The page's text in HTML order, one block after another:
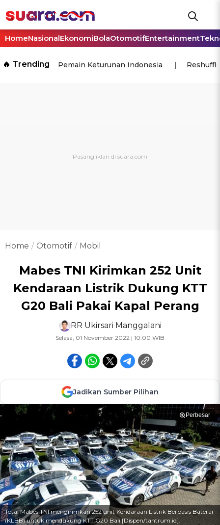
HomeNasionalEkonomiBolaOtomotifEntertainment
🔥 Trending Pemain Keturunan Indonesia
Home Otomotif Mobil
Mabes TNI Kirimkan 252 Unit
Kendaraan Listrik Dukung KTT
G20 Bali Pakai Kapal Perang
RR Ukirsari Manggalani
Selasa, 01 November 2022 | 10:00 WIB
Jadikan Sumber Pilihan
Perbesar
Total Mabes TNI mengirimkan 252 unit Kendaraan Listrik Berbasis Baterai
(KLBB) untuk mendukung KTT G20 Bali [Dispen/tantrum.id].